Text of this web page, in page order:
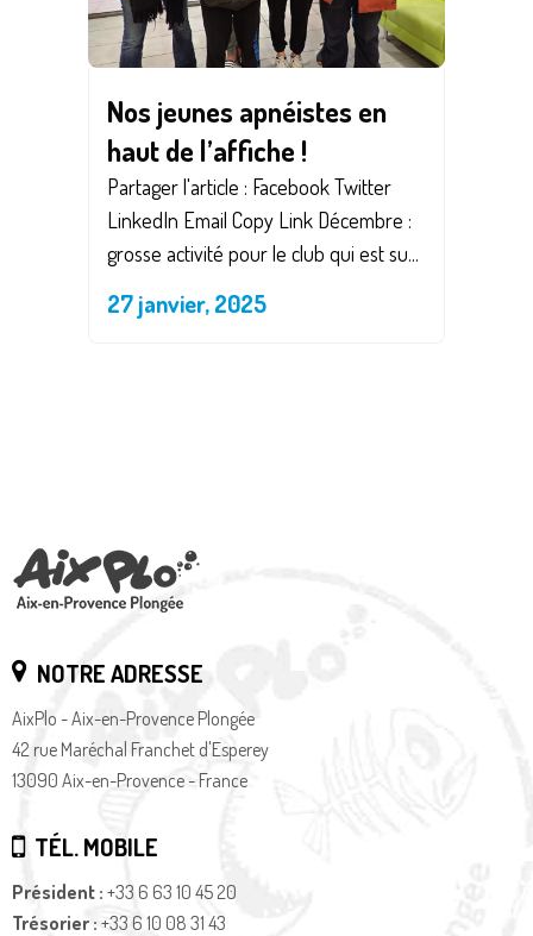
Nos jeunes apnéistes en
haut de l’affiche !
Partager l'article : Facebook Twitter
LinkedIn Email Copy Link Décembre :
grosse activité pour le club qui est su...
27 janvier, 2025
NOTRE ADRESSE
AixPlo - Aix-en-Provence Plongée
42 rue Maréchal Franchet d'Esperey
13090 Aix-en-Provence - France
TÉL. MOBILE
Président : +33 6 63 10 45 20
Trésorier : +33 6 10 08 31 43